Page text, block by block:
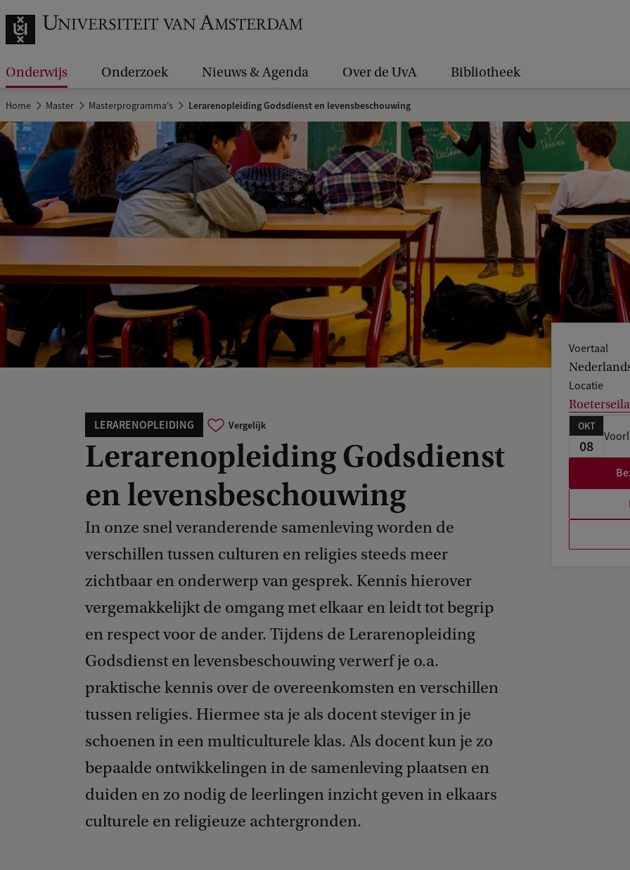
Onderwijs Onderzoek Nieuws & Agenda Over de UvA Bibliotheek
Home Master Masterprogramma's Lerarenopleiding Godsdienst en levensbeschouwing
LERARENOPLEIDING Vergelijk
Lerarenopleiding Godsdienst
en levensbeschouwing
In onze snel veranderende samenleving worden de
verschillen tussen culturen en religies steeds meer
zichtbaar en onderwerp van gesprek. Kennis hierover
vergemakkelijkt de omgang met elkaar en leidt tot begrip
en respect voor de ander. Tijdens de Lerarenopleiding
Godsdienst en levensbeschouwing verwerf je o.a.
praktische kennis over de overeenkomsten en verschillen
tussen religies. Hiermee sta je als docent steviger in je
schoenen in een multiculturele klas. Als docent kun je zo
bepaalde ontwikkelingen in de samenleving plaatsen en
duiden en zo nodig de leerlingen inzicht geven in elkaars
culturele en religieuze achtergronden.
Voertaal
Locatie
OKT
08